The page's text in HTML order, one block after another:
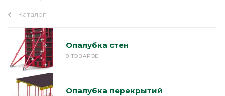
Каталог
Опалубка стен
9 ТОВАРОВ
Опалубка перекрытий